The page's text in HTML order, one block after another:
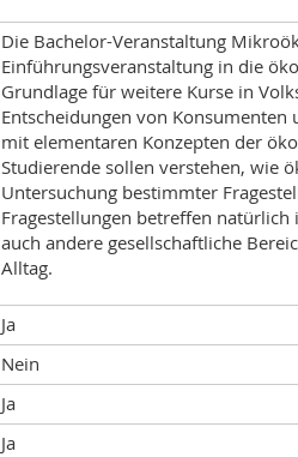
Die Bachelor-Veranstaltung
Einführungsveranstaltung in die
Grundlage für weitere Kurse in
Entscheidungen von
mit elementaren Konzepten der
Studierende sollen verstehen, wie
Untersuchung bestimmter
Fragestellungen betreffen
auch andere gesellschaftliche
Alltag.
Ja
Nein
Ja
Ja